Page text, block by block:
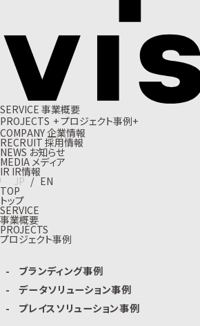
SERVICE 事業概要
PROJECTS +プロジェクト事例+
COMPANY企業情報
RECRUIT 採用情報
NEWS お知らせ
MEDIA メディア
IR IR情報
JP / EN
TOP
トップ
SERVICE
事業概要
PROJECTS
プロジェクト事例
ブランディング事例
データソリューション事例
プレイスソリューション事例